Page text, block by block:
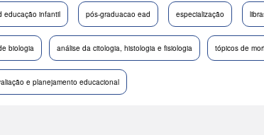
educação infantil pós-graduacao ead especialização
biologia análise da citologia, histologia e fisiologia tópicos de
e planejamento educacional